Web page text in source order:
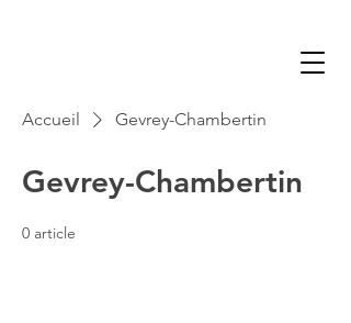
Accueil Gevrey-Chambertin
Gevrey-Chambertin
0 article